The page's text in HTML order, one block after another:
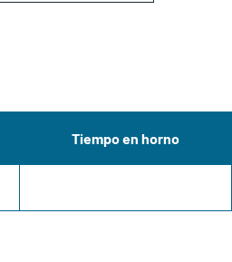
Tiempo en horno